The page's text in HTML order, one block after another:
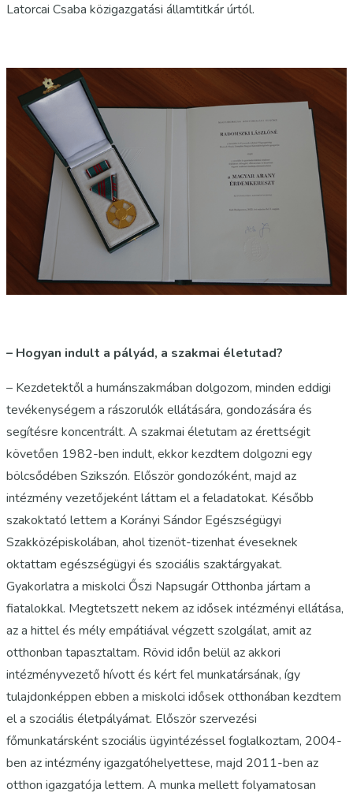
Latorcai Csaba közigazgatási államtitkár úrtól.
– Hogyan indult a pályád, a szakmai életutad?
– Kezdetektől a humánszakmában dolgozom, minden eddigi
tevékenységem a rászorulók ellátására, gondozására és
segítésre koncentrált. A szakmai életutam az érettségit
követően 1982-ben indult, ekkor kezdtem dolgozni egy
bölcsődében Szikszón. Először gondozóként, majd az
intézmény vezetőjeként láttam el a feladatokat. Később
szakoktató lettem a Korányi Sándor Egészségügyi
Szakközépiskolában, ahol tizenöt-tizenhat éveseknek
oktattam egészségügyi és szociális szaktárgyakat.
Gyakorlatra a miskolci Őszi Napsugár Otthonba jártam a
fiatalokkal. Megtetszett nekem az idősek intézményi ellátása,
az a hittel és mély empátiával végzett szolgálat, amit az
otthonban tapasztaltam. Rövid időn belül az akkori
intézményvezető hívott és kért fel munkatársának, így
tulajdonképpen ebben a miskolci idősek otthonában kezdtem
el a szociális életpályámat. Először szervezési
főmunkatársként szociális ügyintézéssel foglalkoztam, 2004-
ben az intézmény igazgatóhelyettese, majd 2011-ben az
otthon igazgatója lettem. A munka mellett folyamatosan